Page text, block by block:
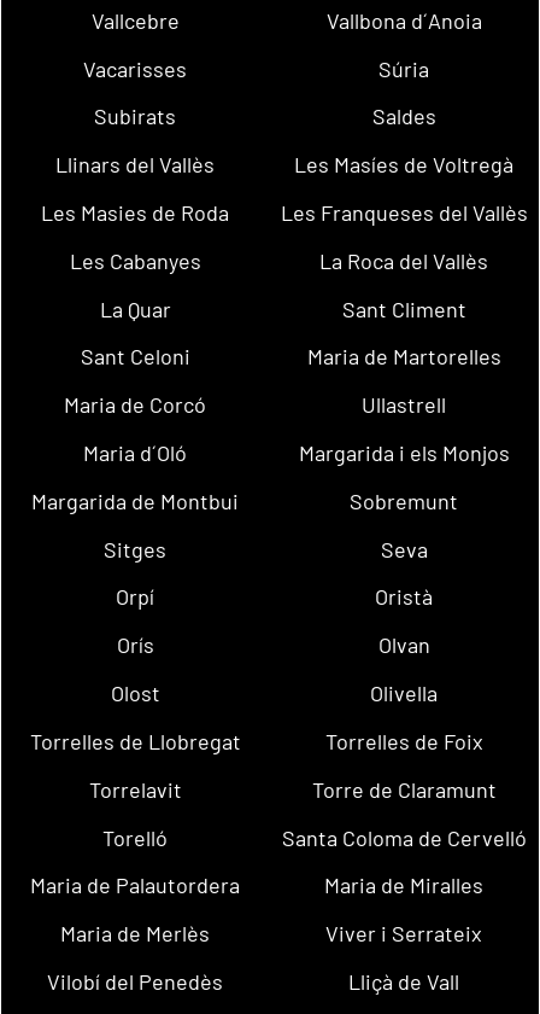
Vallcebre
Vallbona d´Anoia
Vacarisses
Súria
Subirats
Saldes
Llinars del Vallès
Les Masíes de Voltregà
Les Masies de Roda
Les Franqueses del Vallès
Les Cabanyes
La Roca del Vallès
La Quar
Sant Climent
Sant Celoni
Maria de Martorelles
Maria de Corcó
Ullastrell
Maria d´Oló
Margarida i els Monjos
Margarida de Montbui
Sobremunt
Sitges
Seva
Orpí
Oristà
Orís
Olvan
Olost
Olivella
Torrelles de Llobregat
Torrelles de Foix
Torrelavit
Torre de Claramunt
Torelló
Santa Coloma de Cervelló
Maria de Palautordera
Maria de Miralles
Maria de Merlès
Viver i Serrateix
Vilobí del Penedès
Lliçà de Vall